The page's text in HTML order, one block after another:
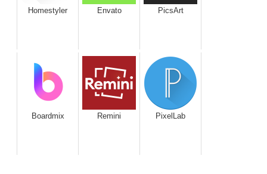
Homestyler Envato PicsArt
Boardmix Remini PixelLab